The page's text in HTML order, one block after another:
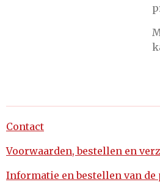
Contact
Voorwaarden, bestellen en
Informatie en bestellen van de